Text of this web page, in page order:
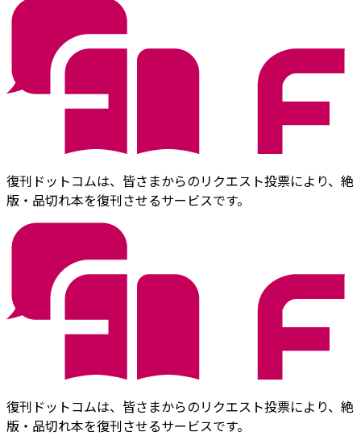
復刊ドットコムは、皆さまからのリクエスト投票により、絶
版・品切れ本を復刊させるサービスです。
復刊ドットコムは、皆さまからのリクエスト投票により、絶
版・品切れ本を復刊させるサービスです。